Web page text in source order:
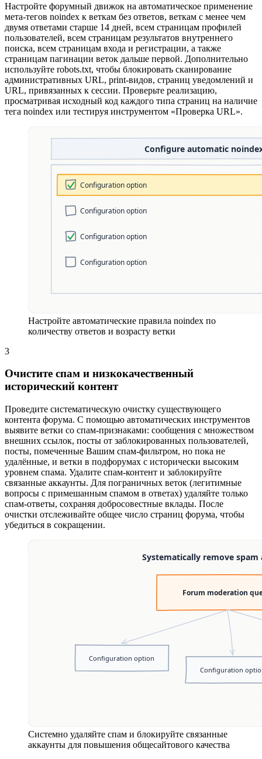
Настройте форумный движок на автоматическое применение
мета-тегов noindex к веткам без ответов, веткам с менее чем
двумя ответами старше 14 дней, всем страницам профилей
пользователей, всем страницам результатов внутреннего
поиска, всем страницам входа и регистрации, а также
страницам пагинации веток дальше первой. Дополнительно
используйте robots.txt, чтобы блокировать сканирование
административных URL, print-видов, страниц уведомлений и
URL, привязанных к сессии. Проверьте реализацию,
просматривая исходный код каждого типа страниц на наличие
тега noindex или тестируя инструментом «Проверка URL».
Настройте автоматические правила noindex по
количеству ответов и возрасту ветки
3
Очистите спам и низкокачественный
исторический контент
Проведите систематическую очистку существующего
контента форума. С помощью автоматических инструментов
выявите ветки со спам-признаками: сообщения с множеством
внешних ссылок, посты от заблокированных пользователей,
посты, помеченные Вашим спам-фильтром, но пока не
удалённые, и ветки в подфорумах с исторически высоким
уровнем спама. Удалите спам-контент и заблокируйте
связанные аккаунты. Для пограничных веток (легитимные
вопросы с примешанным спамом в ответах) удаляйте только
спам-ответы, сохраняя добросовестные вклады. После
очистки отслеживайте общее число страниц форума, чтобы
убедиться в сокращении.
Системно удаляйте спам и блокируйте связанные
аккаунты для повышения общесайтового качества